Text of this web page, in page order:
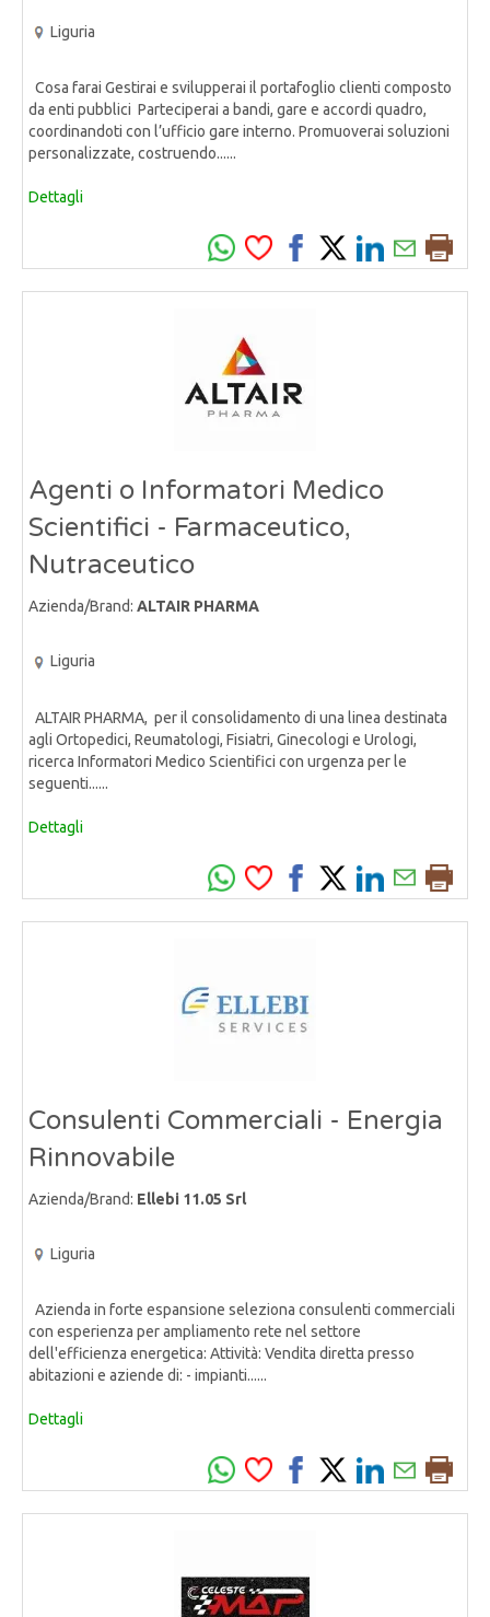
Liguria
Cosa farai Gestirai e svilupperai il portafoglio clienti composto
da enti pubblici Parteciperai a bandi, gare e accordi quadro,
coordinandoti con l’ufficio gare interno. Promuoverai soluzioni
personalizzate, costruendo......
Dettagli
Agenti o Informatori Medico
Scientifici - Farmaceutico,
Nutraceutico
Azienda/Brand: ALTAIR PHARMA
Liguria
ALTAIR PHARMA, per il consolidamento di una linea destinata
agli Ortopedici, Reumatologi, Fisiatri, Ginecologi e Urologi,
ricerca Informatori Medico Scientifici con urgenza per le
seguenti......
Dettagli
Consulenti Commerciali - Energia
Rinnovabile
Azienda/Brand: Ellebi 11.05 Srl
Liguria
Azienda in forte espansione seleziona consulenti commerciali
con esperienza per ampliamento rete nel settore
dell'efficienza energetica: Attività: Vendita diretta presso
abitazioni e aziende di: - impianti......
Dettagli